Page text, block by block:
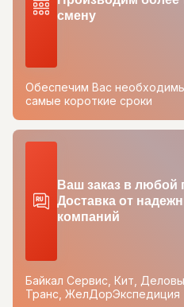
смену
Обеспечим Вас
самые короткие сроки
Ваш заказ в любой
Доставка от
компаний
Байкал Сервис, Кит,
Транс, ЖелДорЭкспедиция